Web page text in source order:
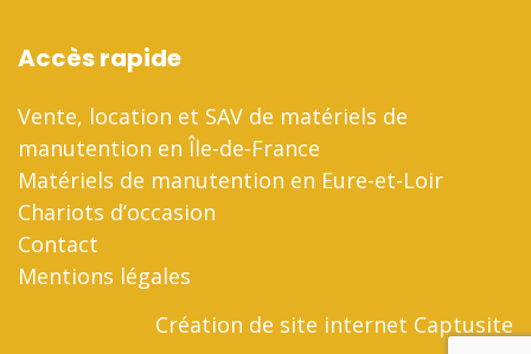
Accès rapide
Vente, location et SAV de matériels de
manutention en Île-de-France
Matériels de manutention en Eure-et-Loir
Chariots d’occasion
Contact
Mentions légales
Création de site internet Captusite